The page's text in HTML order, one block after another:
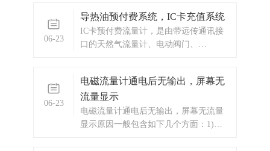
隔热通风措施。3、避开高湿环境和强腐
蚀性气体环境。若必须安装，须有通风
设备。4、涡街流量计应尽量避免安装在
06-23
导热油预付费系统，IC卡充值系统
IC卡预付费流量计，是由带远传通讯接
口的天然气流量计、电动阀门、
系统软件组成。
06-23
电磁流量计通电后无输出，屏幕无
流量显示
电磁流量计通电后无输出，屏幕无流量
显示原因一般包含如下几个方面：1)、